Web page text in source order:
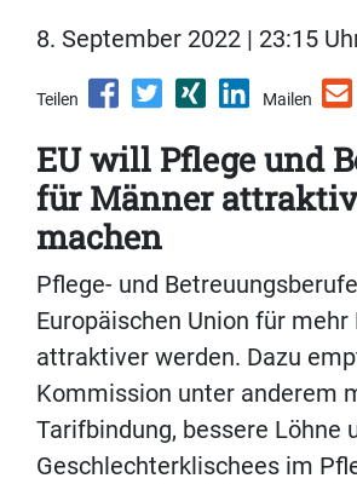
8. September 2022 | 23:15
Teilen Mailen
EU will Pflege und
für Männer
machen
Pflege- und
Europäischen Union für mehr
attraktiver wer­den. Dazu
Kommission unter anderem
Tarifbindung, bessere Löhne
Geschlechterklischees im